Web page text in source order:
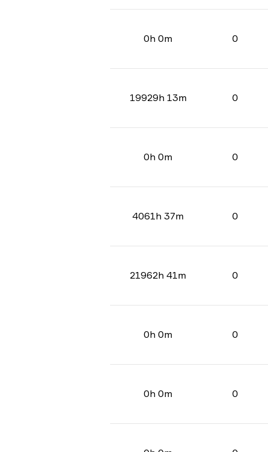
0
0h 0m
0
19929h 13m
0
0h 0m
0
4061h 37m
0
21962h 41m
0
0h 0m
0
0h 0m